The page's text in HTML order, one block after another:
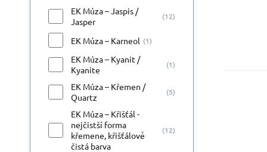
EK Múza – Jaspis /
Jasper
(12)
EK Múza – Karneol (1)
EK Múza – Kyanit /
Kyanite
(1)
EK Múza – Křemen /
Quartz
(5)
EK Múza – Křišťál -
nejčistší forma
křemene, křišťálově
čistá barva
(12)